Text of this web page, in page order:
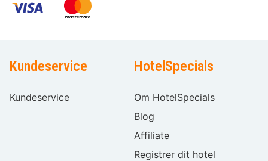
Kundeservice
Kundeservice
HotelSpecials
Om HotelSpecials
Blog
Affiliate
Registrer dit hotel